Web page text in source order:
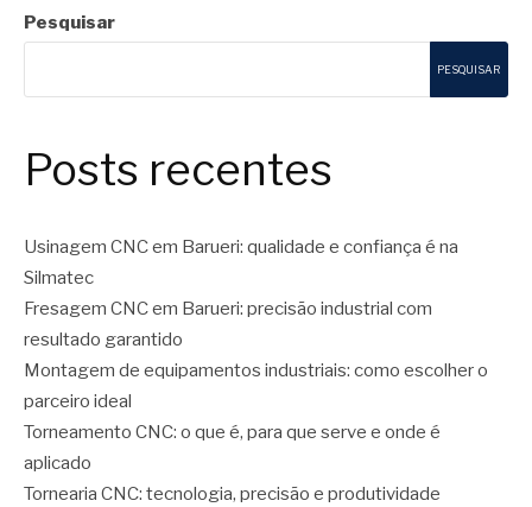
Pesquisar
PESQUISAR
Posts recentes
Usinagem CNC em Barueri: qualidade e confiança é na
Silmatec
Fresagem CNC em Barueri: precisão industrial com
resultado garantido
Montagem de equipamentos industriais: como escolher o
parceiro ideal
Torneamento CNC: o que é, para que serve e onde é
aplicado
Tornearia CNC: tecnologia, precisão e produtividade